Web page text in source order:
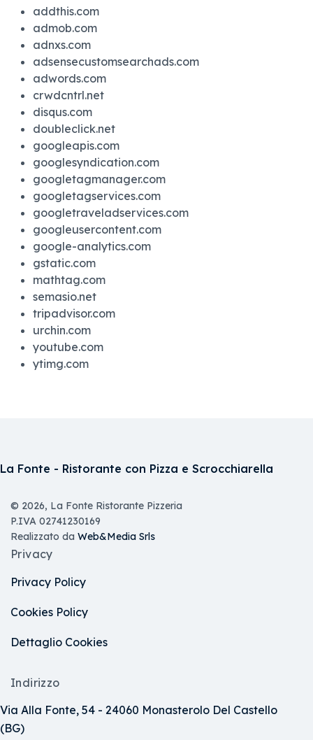
addthis.com
admob.com
adnxs.com
adsensecustomsearchads.com
adwords.com
crwdcntrl.net
disqus.com
doubleclick.net
googleapis.com
googlesyndication.com
googletagmanager.com
googletagservices.com
googletraveladservices.com
googleusercontent.com
google-analytics.com
gstatic.com
mathtag.com
semasio.net
tripadvisor.com
urchin.com
youtube.com
ytimg.com
La Fonte - Ristorante con Pizza e Scrocchiarella
© 2026, La Fonte Ristorante Pizzeria
P.IVA 02741230169
Realizzato da Web&Media Srls
Privacy
Privacy Policy
Cookies Policy
Dettaglio Cookies
Indirizzo
Via Alla Fonte, 54 - 24060 Monasterolo Del Castello
(BG)